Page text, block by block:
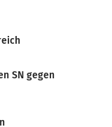
SN gegen